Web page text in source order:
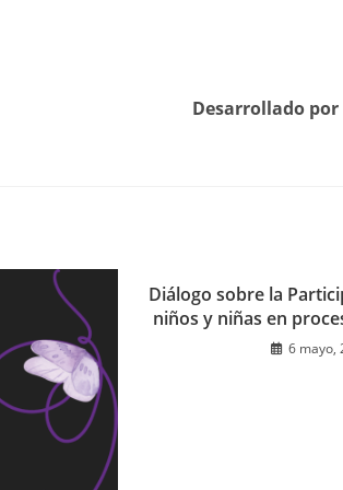
Desarrollado por
Diálogo sobre la
niños y niñas en
6 mayo,